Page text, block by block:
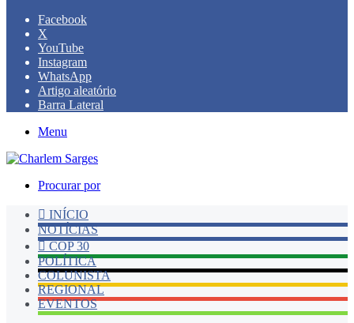
Facebook
X
YouTube
Instagram
WhatsApp
Artigo aleatório
Barra Lateral
Menu
Procurar por
INÍCIO
NOTÍCIAS
COP 30
POLÍTICA
COLUNISTA
REGIONAL
EVENTOS